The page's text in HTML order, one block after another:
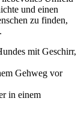
und einen
zu finden,